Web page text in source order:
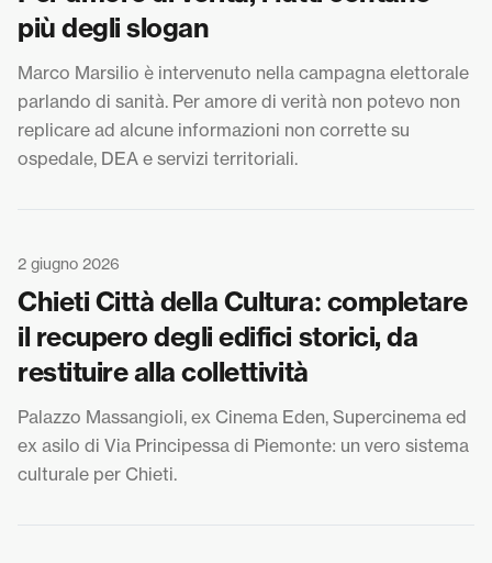
più degli slogan
Marco Marsilio è intervenuto nella campagna elettorale
parlando di sanità. Per amore di verità non potevo non
replicare ad alcune informazioni non corrette su
ospedale, DEA e servizi territoriali.
2 giugno 2026
Chieti Città della Cultura: completare
il recupero degli edifici storici, da
restituire alla collettività
Palazzo Massangioli, ex Cinema Eden, Supercinema ed
ex asilo di Via Principessa di Piemonte: un vero sistema
culturale per Chieti.